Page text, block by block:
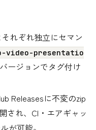
れぞれ独立にセマン
video-presentatio
ージョンでタグ付け
Releasesに不変のzip
され、CI・エアギャッ
が可能。